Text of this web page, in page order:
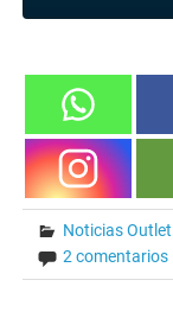
Noticias Outlet
2 comentarios